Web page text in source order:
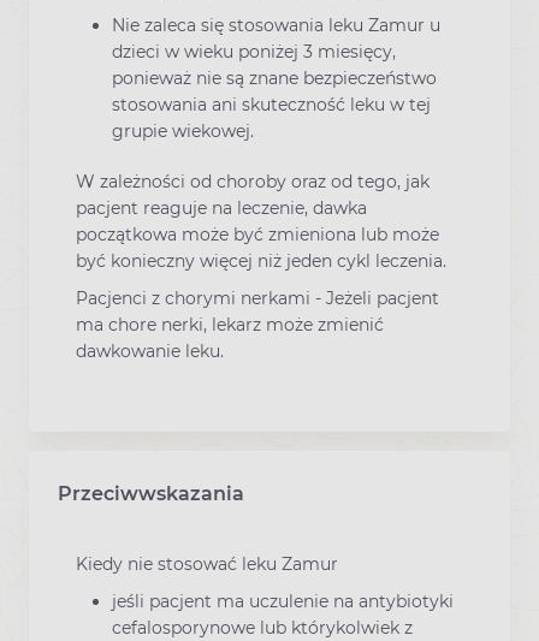
Nie zaleca się stosowania leku Zamur u
dzieci w wieku poniżej 3 miesięcy,
ponieważ nie są znane bezpieczeństwo
stosowania ani skuteczność leku w tej
grupie wiekowej.
W zależności od choroby oraz od tego, jak
pacjent reaguje na leczenie, dawka
początkowa może być zmieniona lub może
być konieczny więcej niż jeden cykl leczenia.
Pacjenci z chorymi nerkami - Jeżeli pacjent
ma chore nerki, lekarz może zmienić
dawkowanie leku.
Przeciwwskazania
Kiedy nie stosować leku Zamur
jeśli pacjent ma uczulenie na antybiotyki
cefalosporynowe lub którykolwiek z